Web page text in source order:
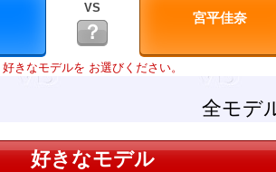
VS
？
好きなモデルを お選びください。
全モデ
好きなモデル